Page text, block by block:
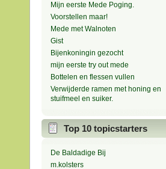
Mijn eerste Mede Poging.
Voorstellen maar!
Mede met Walnoten
Gist
Bijenkoningin gezocht
mijn eerste try out mede
Bottelen en flessen vullen
Verwijderde ramen met honing en
stuifmeel en suiker.
Top 10 topicstarters
De Baldadige Bij
m.kolsters